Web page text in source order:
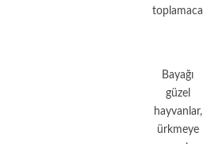
toplamaca
Bayağı
güzel
hayvanlar,
ürkmeye